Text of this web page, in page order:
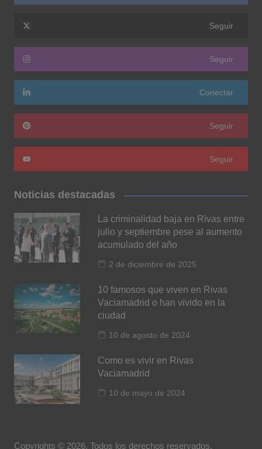
Seguir
Seguir
Conectar
Seguir
Seguir
Noticias destacadas
La criminalidad baja en Rivas entre
julio y septiembre pese al aumento
acumulado del año
2 de diciembre de 2025
10 famosos que viven en Rivas
Vaciamadrid o han vivido en la
ciudad
10 de agosto de 2024
Como es vivir en Rivas
Vaciamadrid
10 de mayo de 2024
Copyrights © 2026. Todos los derechos reservados.